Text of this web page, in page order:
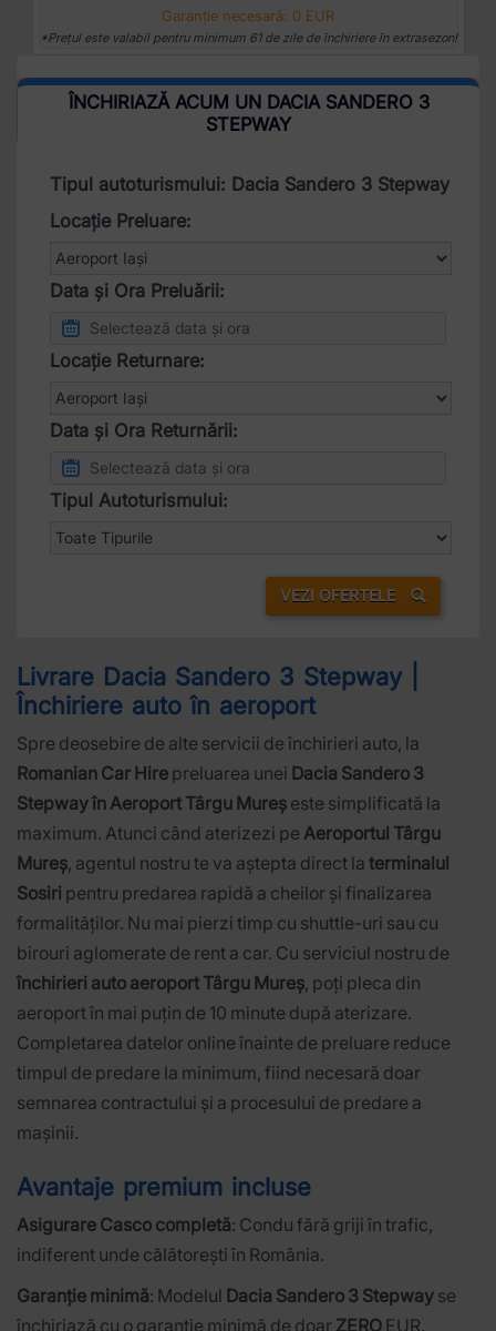
Garanție necesară: 0 EUR
*Prețul este valabil pentru minimum 61 de zile de închiriere în extrasezon!
ÎNCHIRIAZĂ ACUM UN DACIA SANDERO 3
STEPWAY
Tipul autoturismului: Dacia Sandero 3 Stepway
Locație Preluare:
Data și Ora Preluării:
Locație Returnare:
Data și Ora Returnării:
Tipul Autoturismului:
VEZI OFERTELE
Livrare Dacia Sandero 3 Stepway |
Închiriere auto în aeroport
Spre deosebire de alte servicii de închirieri auto, la
Romanian Car Hire preluarea unei Dacia Sandero 3
Stepway în Aeroport Târgu Mureș este simplificată la
maximum. Atunci când aterizezi pe Aeroportul Târgu
Mureș, agentul nostru te va aștepta direct la terminalul
Sosiri pentru predarea rapidă a cheilor și finalizarea
formalităților. Nu mai pierzi timp cu shuttle-uri sau cu
birouri aglomerate de rent a car. Cu serviciul nostru de
închirieri auto aeroport Târgu Mureș, poți pleca din
aeroport în mai puțin de 10 minute după aterizare.
Completarea datelor online înainte de preluare reduce
timpul de predare la minimum, fiind necesară doar
semnarea contractului și a procesului de predare a
mașinii.
Avantaje premium incluse
Asigurare Casco completă: Condu fără griji în trafic,
indiferent unde călătorești în România.
Garanție minimă: Modelul Dacia Sandero 3 Stepway se
închiriază cu o garanție minimă de doar ZERO EUR.